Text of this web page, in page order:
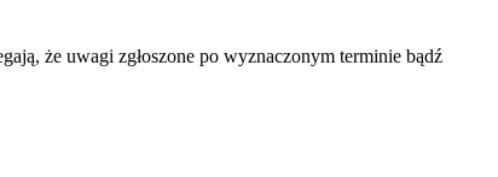
że uwagi zgłoszone po wyznaczonym terminie bądź